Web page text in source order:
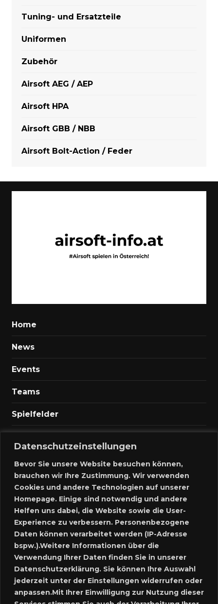
Datenschutzeinstellungen
Bevor Sie unsere Website besuchen können,
brauchen wir Ihre Zustimmung. Wir verwenden
Cookies und andere Technologien auf unserer
Homepage. Einige sind notwendig und andere
Helfen uns dabei, die Website sowie die User-
Experience zu verbessern. Personenbezogene
Daten können verarbeitet werden (IP-Adresse
bspw.).Weitere Informationen über die
Verwendung Ihrer Daten finden Sie in unserer
Datenschutzerklärung. Sie können Ihre Auswahl
jederzeit unter der Einstellungen widerrufen oder
anpassen.Mit Ihrer Einwilligung zur Nutzung dieser
Tuning- und Ersatzteile
Uniformen
Zubehör
Airsoft AEG / AEP
Airsoft HPA
Airsoft GBB / NBB
Airsoft Bolt-Action / Feder
Home
News
Events
Teams
Spielfelder
Kontakt
Meine Inserate
Neues Inserat schalten
Marktplatz – Registrierung
SUCHE